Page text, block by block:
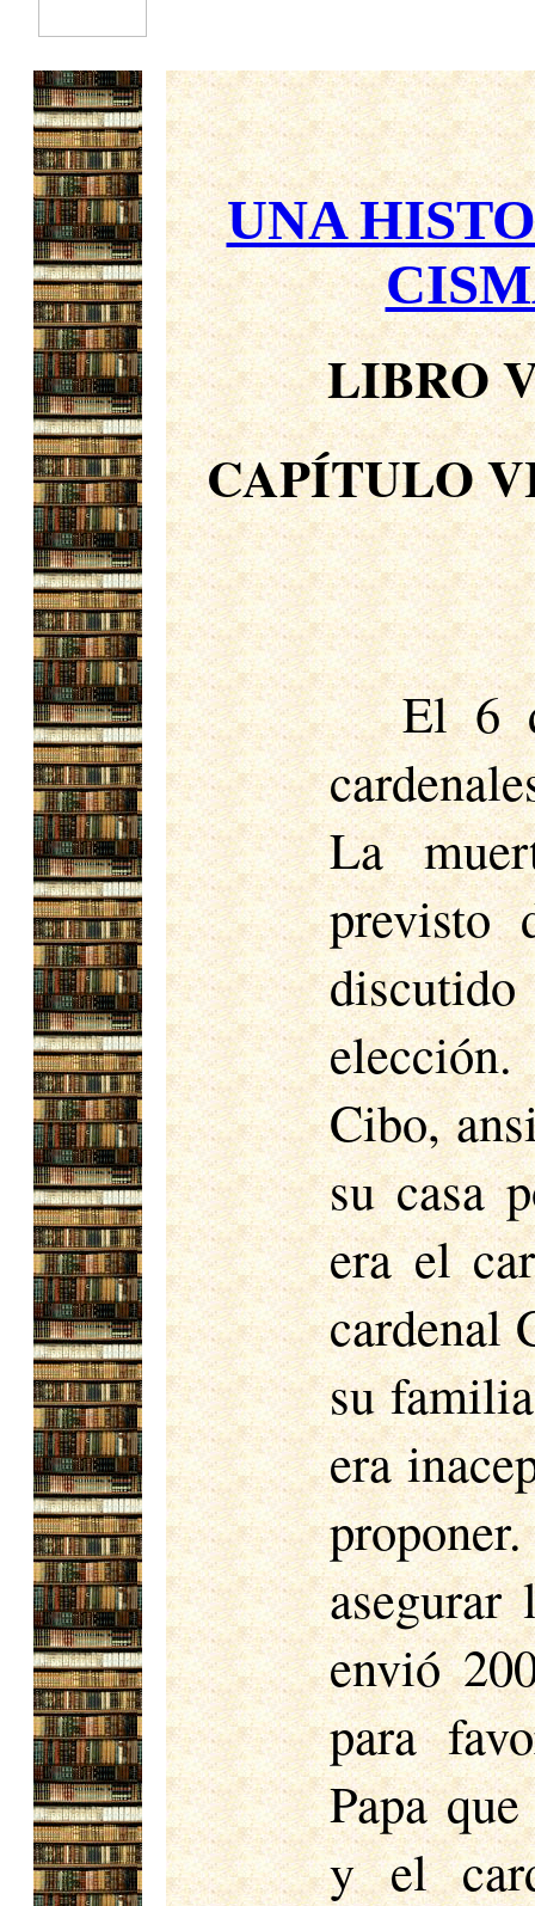
UNA
LIBRO
CAPÍTULO
El 6 de agosto de 1492, los veintitrés cardenales de Roma entraron en el Cónclave. La muerte de Inocencio VIII se había previsto desde hacía tiempo, y se habían discutido las probabilidades de la futura elección. El sobrino de Inocencio, Lorenzo Cibo, ansiaba la elección de alguien ligado a su casa por lazos de gratitud. Su candidato era el cardenal genovés Pallavicini; pero el cardenal Cibo compartía la incompetencia de su familia, y al ver que su primera propuesta era inaceptable, no tuvo a nadie más a quien proponer. Carlos VIII de Francia ansiaba asegurar la elección del cardenal Rovere, y envió 200.000 ducados a un banco romano para favorecer su deseo. Milán temía un Papa que defendiera los intereses franceses; y el cardenal Ascanio Sforza se oponía resueltamente a Rovere. Sforza no consideró prudente presentarse como candidato; Prefería tener un Papa que le debiera todo, y se unió a Raffaelle Riario para presionar por la elección del cardenal Borgia. Había muchas razones por las que Borgia debía ser aceptable. Como español, mantendría una postura neutral respecto a los partidos políticos en Italia, y los recientes éxitos de los monarcas españoles habían atraído la atención hacia España como una potencia que estaba adquiriendo importancia en los asuntos de la cristiandad. Además, Borgia era el cardenal más rico de Roma;